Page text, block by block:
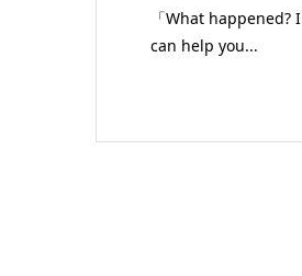
「What happened? I
can help you...